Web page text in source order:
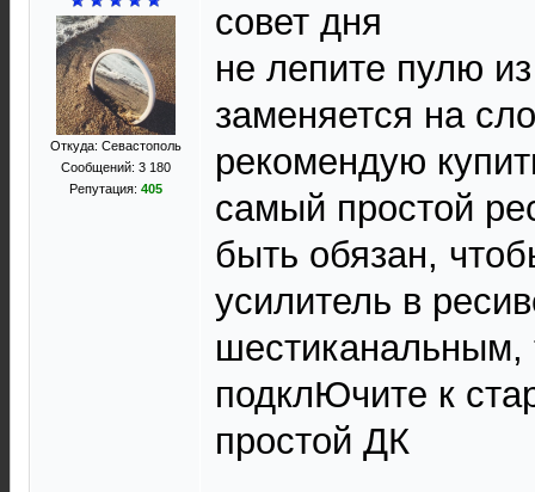
Откуда: Севастополь
Сообщений: 3 180
Репутация: 405
совет дня
не лепите пулю
заменяется на
рекомендую
самый простой
быть обязан,
усилитель в
шестиканальным,
подклЮчите к
простой ДК